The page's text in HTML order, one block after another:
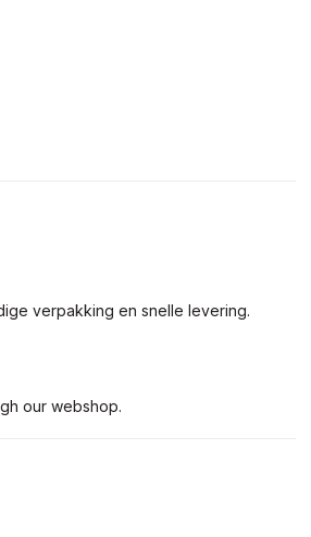
verpakking en snelle levering.
our webshop.